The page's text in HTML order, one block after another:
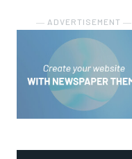
― ADVERTISEMENT ―